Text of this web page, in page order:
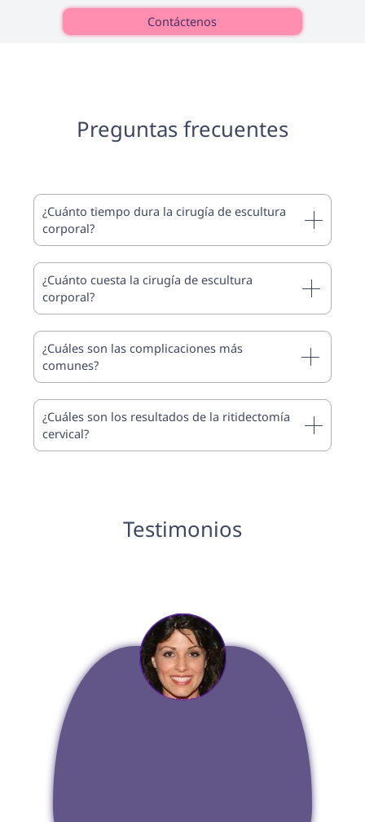
Contáctenos
Preguntas frecuentes
¿Cuánto tiempo dura la cirugía de escultura
corporal?
¿Cuánto cuesta la cirugía de escultura
corporal?
¿Cuáles son las complicaciones más
comunes?
¿Cuáles son los resultados de la ritidectomía
cervical?
Testimonios